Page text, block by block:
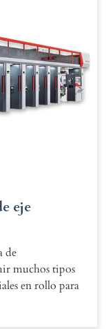
eje
de
muchos tipos
en rollo para